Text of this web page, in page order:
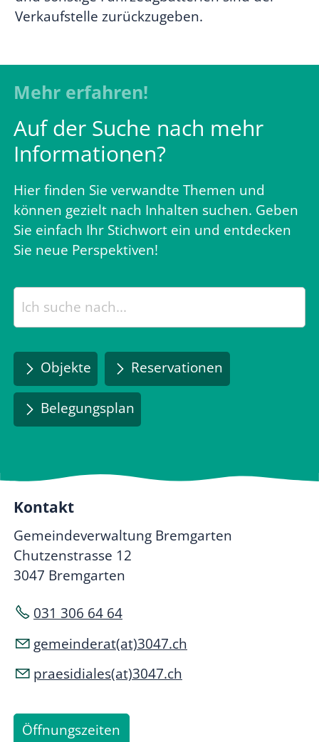
Verkaufstelle zurückzugeben.
Mehr erfahren!
Auf der Suche nach mehr
Informationen?
Hier finden Sie verwandte Themen und
können gezielt nach Inhalten suchen. Geben
Sie einfach Ihr Stichwort ein und entdecken
Sie neue Perspektiven!
Objekte Reservationen
Belegungsplan
Kontakt
Gemeindeverwaltung Bremgarten
Chutzenstrasse 12
3047 Bremgarten
031 306 64 64
gemeinderat(at)3047.ch
praesidiales(at)3047.ch
Öffnungszeiten